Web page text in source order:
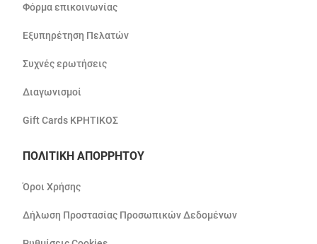
Φόρμα επικοινωνίας
Εξυπηρέτηση Πελατών
Συχνές ερωτήσεις
Διαγωνισμοί
Gift Cards ΚΡΗΤΙΚΟΣ
ΠΟΛΙΤΙΚΗ ΑΠΟΡΡΗΤΟΥ
Όροι Χρήσης
Δήλωση Προστασίας Προσωπικών Δεδομένων